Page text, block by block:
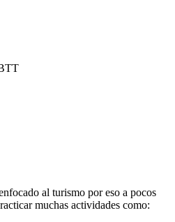
al turismo por eso a pocos
muchas actividades como: